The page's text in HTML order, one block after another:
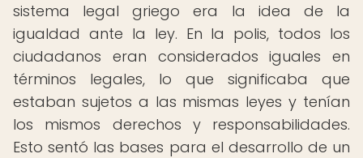
sistema legal griego era la idea de la
igualdad ante la ley. En la polis, todos los
ciudadanos eran considerados iguales en
términos legales, lo que significaba que
estaban sujetos a las mismas leyes y tenían
los mismos derechos y responsabilidades.
Esto sentó las bases para el desarrollo de un